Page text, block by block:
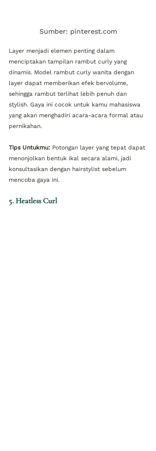
Sumber: pinterest.com
Layer menjadi elemen penting dalam
menciptakan tampilan rambut curly yang
dinamis. Model rambut curly wanita dengan
layer dapat memberikan efek bervolume,
sehingga rambut terlihat lebih penuh dan
stylish. Gaya ini cocok untuk kamu mahasiswa
yang akan menghadiri acara-acara formal atau
pernikahan.
Tips Untukmu: Potongan layer yang tepat dapat
menonjolkan bentuk ikal secara alami, jadi
konsultasikan dengan hairstylist sebelum
mencoba gaya ini.
5. Heatless Curl